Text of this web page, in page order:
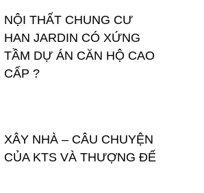
NỘI THẤT CHUNG CƯ
HAN JARDIN CÓ XỨNG
TẦM DỰ ÁN CĂN HỘ CAO
CẤP ?
XÂY NHÀ – CÂU CHUYỆN
CỦA KTS VÀ THƯỢNG ĐẾ